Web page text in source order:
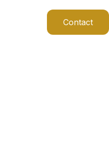
Contact